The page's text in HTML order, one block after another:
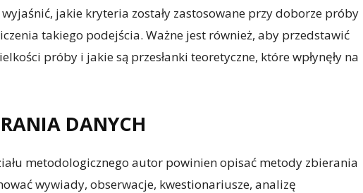
jakie kryteria zostały zastosowane przy doborze próby
takiego podejścia. Ważne jest również, aby przedstawić
próby i jakie są przesłanki teoretyczne, które wpłynęły na
DANYCH
metodologicznego autor powinien opisać metody zbierania
wywiady, obserwacje, kwestionariusze, analizę